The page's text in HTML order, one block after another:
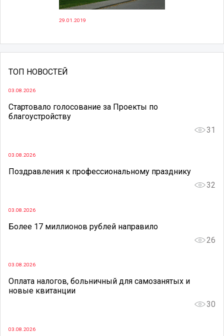
29.01.2019
ТОП НОВОСТЕЙ
03.08.2026
Стартовало голосование за Проекты по
благоустройству
31
03.08.2026
Поздравления к профессиональному празднику
32
03.08.2026
Более 17 миллионов рублей направило
26
03.08.2026
Оплата налогов, больничный для самозанятых и
новые квитанции
30
03.08.2026